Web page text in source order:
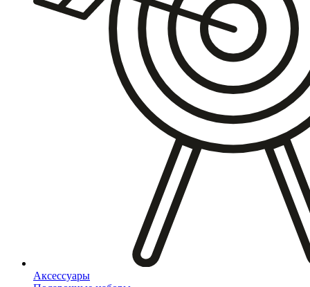
Аксессуары